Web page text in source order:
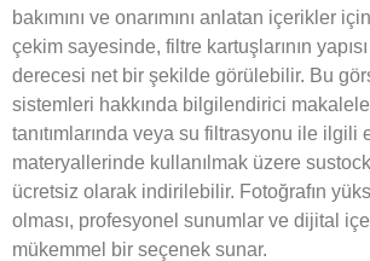
bakımını ve onarımını anlatan içerikler
çekim sayesinde, filtre kartuşlarının
derecesi net bir şekilde görülebilir. Bu
sistemleri hakkında bilgilendirici
tanıtımlarında veya su filtrasyonu ile ilgili
materyallerinde kullanılmak üzere
ücretsiz olarak indirilebilir. Fotoğrafın
olması, profesyonel sunumlar ve dijital
mükemmel bir seçenek sunar.